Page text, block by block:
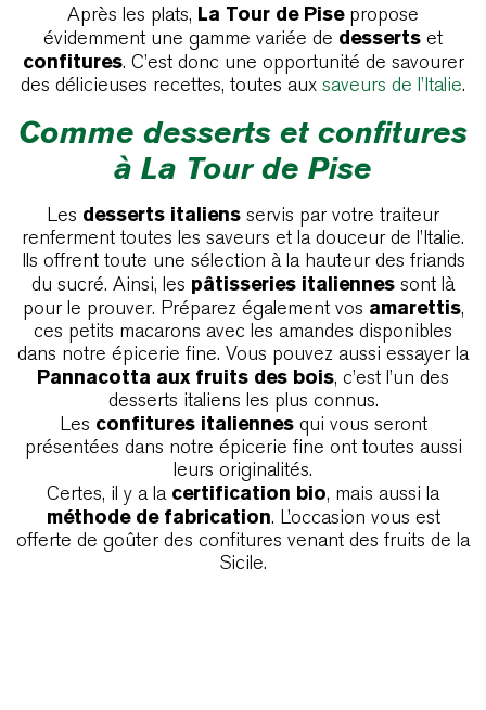
Après les plats, La Tour de Pise propose
évidemment une gamme variée de desserts et
confitures. C’est donc une opportunité de savourer
des délicieuses recettes, toutes aux saveurs de l’Italie.
Comme desserts et confitures
à La Tour de Pise
Les desserts italiens servis par votre traiteur
renferment toutes les saveurs et la douceur de l’Italie.
Ils offrent toute une sélection à la hauteur des friands
du sucré. Ainsi, les pâtisseries italiennes sont là
pour le prouver. Préparez également vos amarettis,
ces petits macarons avec les amandes disponibles
dans notre épicerie fine. Vous pouvez aussi essayer la
Pannacotta aux fruits des bois, c’est l’un des
desserts italiens les plus connus.
Les confitures italiennes qui vous seront
présentées dans notre épicerie fine ont toutes aussi
leurs originalités.
Certes, il y a la certification bio, mais aussi la
méthode de fabrication. L’occasion vous est
offerte de goûter des confitures venant des fruits de la
Sicile.